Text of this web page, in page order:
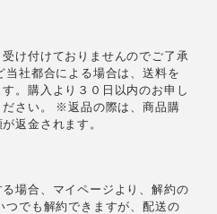
け付けておりませんのでご了承
社都合による場合は、送料を
。購入より３０日以内のお申し
さい。 ※返品の際は、商品購
返金されます。
場合、マイページより、解約の
つでも解約できますが、配送の